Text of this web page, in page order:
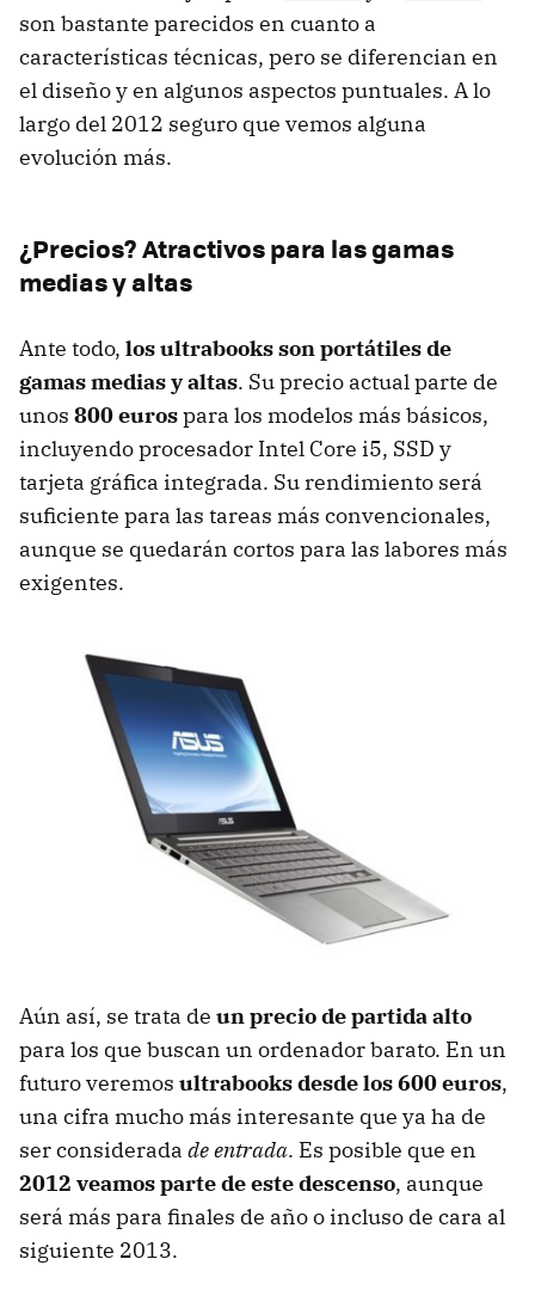
son bastante parecidos en cuanto a
características técnicas, pero se diferencian en
el diseño y en algunos aspectos puntuales. A lo
largo del 2012 seguro que vemos alguna
evolución más.
¿Precios? Atractivos para las gamas
medias y altas
Ante todo, los ultrabooks son portátiles de
gamas medias y altas. Su precio actual parte de
unos 800 eurospara los modelos más básicos,
incluyendo procesador Intel Core i5, SSD y
tarjeta gráfica integrada. Su rendimiento será
suficiente para las tareas más convencionales,
aunque se quedarán cortos para las labores más
exigentes.
Aún así, se trata de un precio de partida alto
para los que buscan un ordenador barato. En un
futuro veremos ultrabooks desde los 600 euros,
una cifra mucho más interesante que ya ha de
ser considerada de entrada. Es posible que en
2012 veamos parte de este descenso, aunque
será más para finales de año o incluso de cara al
siguiente 2013.